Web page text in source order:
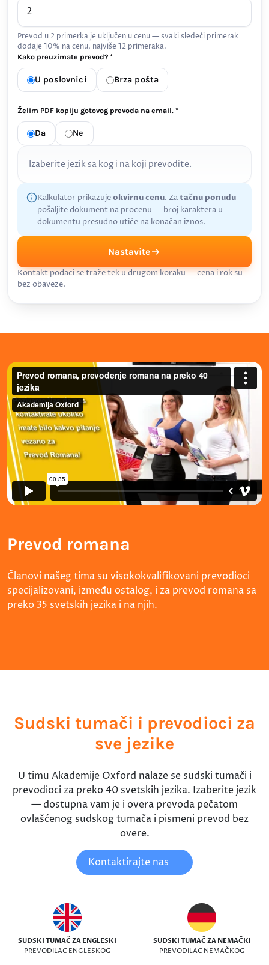
Prevod u 2 primerka je uključen u cenu — svaki sledeći primerak
dodaje 10% na cenu, najviše 12 primeraka.
Kako preuzimate prevod? *
U poslovnici Brza pošta
Želim PDF kopiju gotovog prevoda na email. *
Da Ne
Izaberite jezik sa kog i na koji prevodite.
Kalkulator prikazujeokvirnu cenu. Zatačnu ponudu
pošaljite dokument na procenu — broj karaktera u
dokumentu presudno utiče na konačan iznos.
Nastavite
Kontakt podaci se traže tek u drugom koraku — cena i rok su
bez obaveze.
Prevod romana
Članovi našeg tima su visokokvalifikovani prevodioci
specijalizovani, između ostalog, i za prevod romana sa
preko 35 svetskih jezika i na njih.
Sudski tumači i prevodioci za
sve jezike
U timu Akademije Oxford nalaze se sudski tumači i
prevodioci za preko 40 svetskih jezika. Izaberite jezik
— dostupna vam je i overa prevoda pečatom
ovlašćenog sudskog tumača i pismeni prevod bez
overe.
Kontaktirajte nas
SUDSKI TUMAČ ZA ENGLESKI
PREVODILAC ENGLESKOG
SUDSKI TUMAČ ZA NEMAČKI
PREVODILAC NEMAČKOG